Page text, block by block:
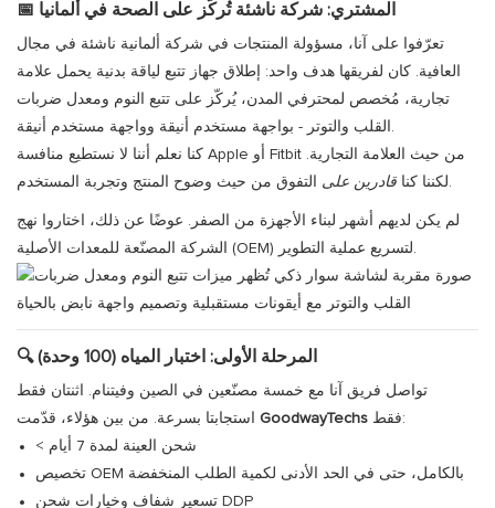
📅 المشتري: شركة ناشئة تُركّز على الصحة في ألمانيا
تعرّفوا على آنا، مسؤولة المنتجات في شركة ألمانية ناشئة في مجال
العافية. كان لفريقها هدف واحد: إطلاق جهاز تتبع لياقة بدنية يحمل علامة
تجارية، مُخصص لمحترفي المدن، يُركّز على تتبع النوم ومعدل ضربات
القلب والتوتر - بواجهة مستخدم أنيقة وواجهة مستخدم أنيقة.
كنا نعلم أننا لا نستطيع منافسة Apple أو Fitbit من حيث العلامة التجارية.
لكننا كنا قادرين على التفوق من حيث وضوح المنتج وتجربة المستخدم.
لم يكن لديهم أشهر لبناء الأجهزة من الصفر. عوضًا عن ذلك، اختاروا نهج
الشركة المصنّعة للمعدات الأصلية (OEM) لتسريع عملية التطوير.
🔍 المرحلة الأولى: اختبار المياه (100 وحدة)
تواصل فريق آنا مع خمسة مصنّعين في الصين وفيتنام. اثنتان فقط
GoodwayTechs
فقط:
< شحن العينة لمدة 7 أيام
تخصيص OEM بالكامل، حتى في الحد الأدنى لكمية الطلب المنخفضة
تسعير شفاف وخيارات شحن DDP